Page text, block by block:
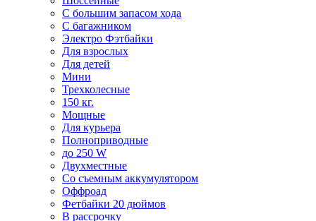
С большим запасом хода
С багажником
Электро Фэтбайки
Для взрослых
Для детей
Мини
Трехколесные
150 кг.
Мощные
Для курьера
Полноприводные
до 250 W
Двухместные
Со съемным аккумулятором
Оффроад
Фетбайки 20 дюймов
В рассрочку